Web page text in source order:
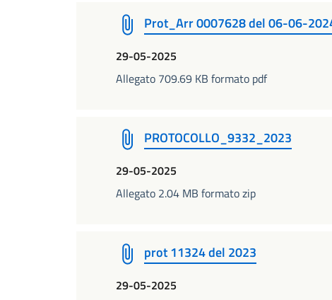
Prot_Arr 0007628 del 06-06-
29-05-2025
Allegato 709.69 KB formato pdf
PROTOCOLLO_9332_2023
29-05-2025
Allegato 2.04 MB formato zip
prot 11324 del 2023
29-05-2025